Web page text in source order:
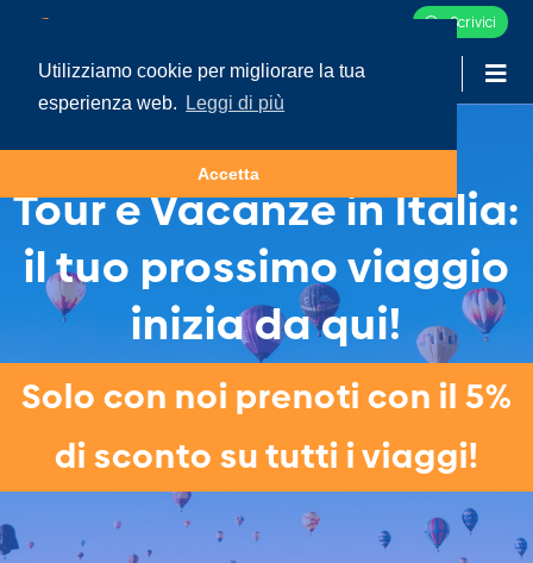
Utilizziamo cookie per migliorare la tua
esperienza web.
Leggi di più
Accetta
Scrivici
Tour e Vacanze in Italia:
il tuo prossimo viaggio
inizia da qui!
Solo con noi prenoti con il 5%
di sconto su tutti i viaggi!